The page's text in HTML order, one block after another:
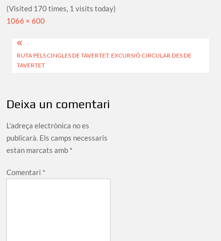
(Visited 170 times, 1 visits today)
Full
1066 × 600
Navegació
d'entrades
RUTA PELS CINGLES DE TAVERTET: EXCURSIÓ CIRCULAR DES DE
TAVERTET
Deixa un comentari
L'adreça electrònica no es
publicarà. Els camps necessaris
estan marcats amb *
Comentari *